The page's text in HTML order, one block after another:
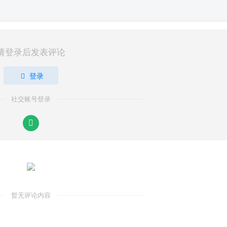
登录后发表评论
登录
社交账号登录
暂无评论内容